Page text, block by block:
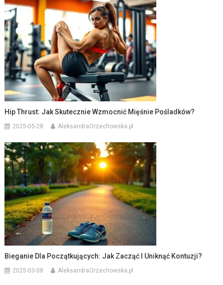
Hip Thrust: Jak Skutecznie Wzmocnić Mięśnie Pośladków?
2025-05-28 AleksandraOrzechowska.pl
Bieganie Dla Początkujących: Jak Zacząć I Uniknąć Kontuzji?
2025-03-08 AleksandraOrzechowska.pl